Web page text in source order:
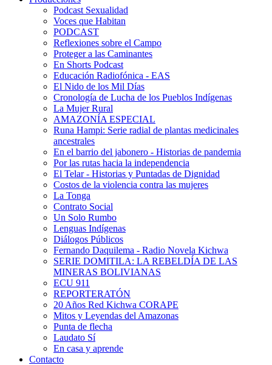
Podcast Sexualidad
Voces que Habitan
PODCAST
Reflexiones sobre el Campo
Proteger a las Caminantes
En Shorts Podcast
Educación Radiofónica - EAS
El Nido de los Mil Días
Cronología de Lucha de los Pueblos Indígenas
La Mujer Rural
AMAZONÍA ESPECIAL
Runa Hampi: Serie radial de plantas medicinales
ancestrales
En el barrio del jabonero - Historias de pandemia
Por las rutas hacia la independencia
El Telar - Historias y Puntadas de Dignidad
Costos de la violencia contra las mujeres
La Tonga
Contrato Social
Un Solo Rumbo
Lenguas Indígenas
Diálogos Públicos
Fernando Daquilema - Radio Novela Kichwa
SERIE DOMITILA: LA REBELDÍA DE LAS
MINERAS BOLIVIANAS
ECU 911
REPORTERATÓN
20 Años Red Kichwa CORAPE
Mitos y Leyendas del Amazonas
Punta de flecha
Laudato Sí
En casa y aprende
Contacto